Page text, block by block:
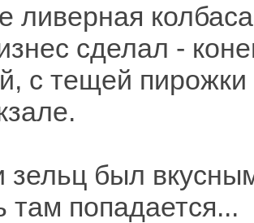
ливерная
сделал -
с тещей
зельц был
там попадается...